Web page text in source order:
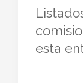
esta